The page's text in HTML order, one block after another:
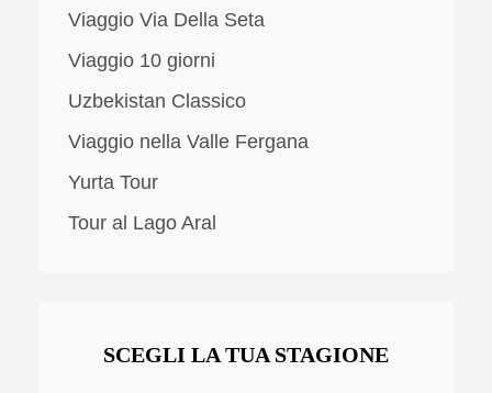
Viaggio Via Della Seta
Viaggio 10 giorni
Uzbekistan Classico
Viaggio nella Valle Fergana
Yurta Tour
Tour al Lago Aral
SCEGLI LA TUA STAGIONE